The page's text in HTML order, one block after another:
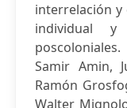
interrelación y
individual
Samir Amin,
Ramón
Walter